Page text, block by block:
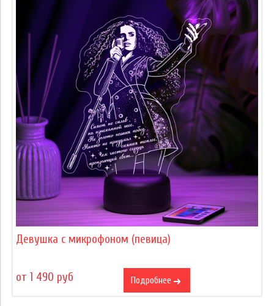
Девушка с микрофоном (певица)
от 1 490 руб Подробнее